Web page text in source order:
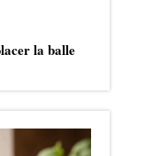
la balle